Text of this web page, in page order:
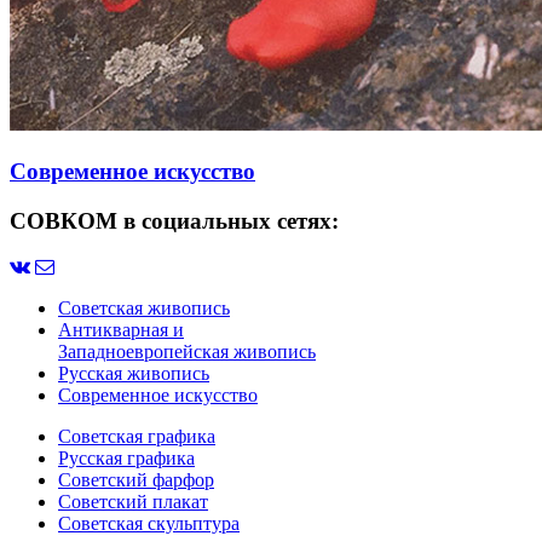
Современное искусство
СОВКОМ в социальных сетях:
Советская живопись
Антикварная и
Западноевропейская живопись
Русская живопись
Современное искусство
Советская графика
Русская графика
Советский фарфор
Советский плакат
Советская скульптура